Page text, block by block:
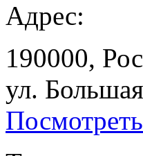
Адрес:
190000,
ул.